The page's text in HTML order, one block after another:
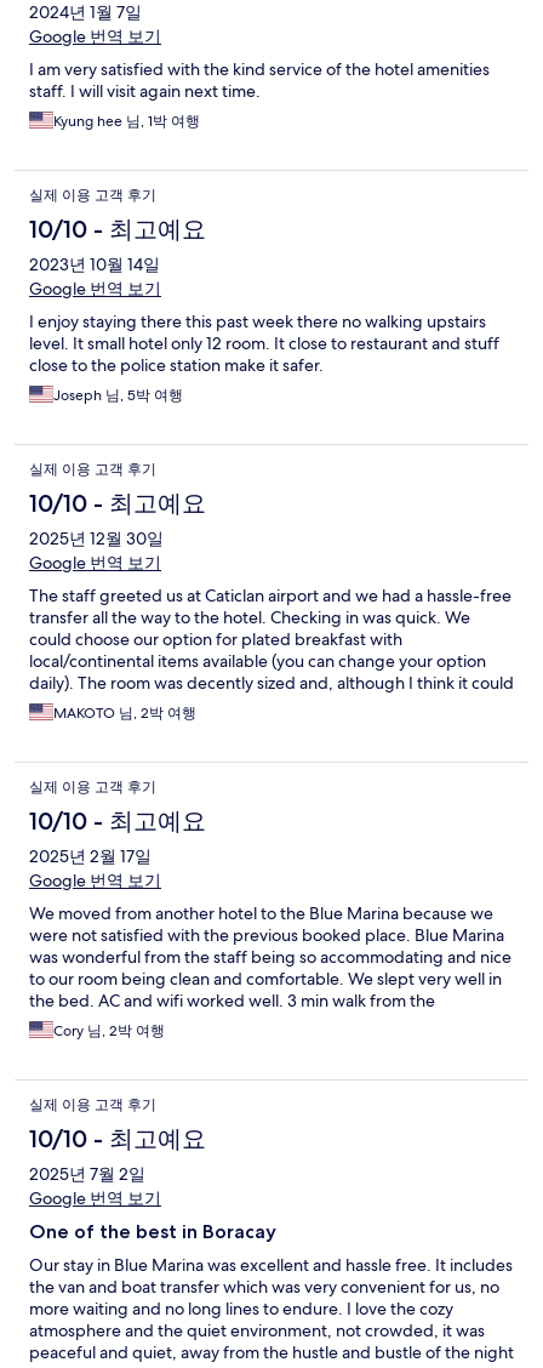
2024년 1월 7일
Google 번역 보기
I am very satisfied with the kind service of the hotel amenities
staff. I will visit again next time.
Kyung hee 님, 1박 여행
실제 이용 고객 후기
10/10 - 최고예요
2023년 10월 14일
Google 번역 보기
I enjoy staying there this past week there no walking upstairs
level. It small hotel only 12 room. It close to restaurant and stuff
close to the police station make it safer.
Joseph 님, 5박 여행
실제 이용 고객 후기
10/10 - 최고예요
2025년 12월 30일
Google 번역 보기
The staff greeted us at Caticlan airport and we had a hassle-free
transfer all the way to the hotel. Checking in was quick. We
could choose our option for plated breakfast with
local/continental items available (you can change your option
daily). The room was decently sized and, although I think it could
benefit from some extra care, it was always clean and attended
to all our needs. Bathroom is spacious, shower pressure on the
ready to go the extra mile. We didn’t need the airport ride after
checking out, so instead they took us to our next hotel. Overall it
was a very nice experience!
MAKOTO 님, 2박 여행
실제 이용 고객 후기
10/10 - 최고예요
2025년 2월 17일
Google 번역 보기
We moved from another hotel to the Blue Marina because we
were not satisfied with the previous booked place. Blue Marina
was wonderful from the staff being so accommodating and nice
to our room being clean and comfortable. We slept very well in
the bed. AC and wifi worked well. 3 min walk from the
wonderful Boracay beach. Our breakfast was good too. We
were treated very well by the staff. This boutique hotel really
We will be back for sure and tell everyone coming to this area
about our stay at Blue Marina…. Loved it!
Cory 님, 2박 여행
실제 이용 고객 후기
10/10 - 최고예요
2025년 7월 2일
Google 번역 보기
One of the best in Boracay
Our stay in Blue Marina was excellent and hassle free. It includes
the van and boat transfer which was very convenient for us, no
more waiting and no long lines to endure. I love the cozy
atmosphere and the quiet environment, not crowded, it was
peaceful and quiet, away from the hustle and bustle of the night